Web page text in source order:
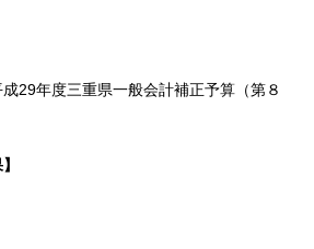
29年度三重県一般会計補正予算（第８